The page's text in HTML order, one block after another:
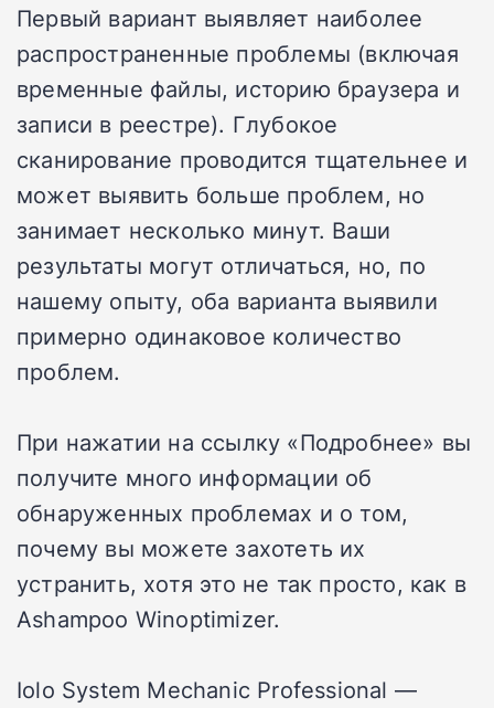
Первый вариант выявляет наиболее
распространенные проблемы (включая
временные файлы, историю браузера и
записи в реестре). Глубокое
сканирование проводится тщательнее и
может выявить больше проблем, но
занимает несколько минут. Ваши
результаты могут отличаться, но, по
нашему опыту, оба варианта выявили
примерно одинаковое количество
проблем.
При нажатии на ссылку «Подробнее» вы
получите много информации об
обнаруженных проблемах и о том,
почему вы можете захотеть их
устранить, хотя это не так просто, как в
Ashampoo Winoptimizer.
Iolo System Mechanic Professional —